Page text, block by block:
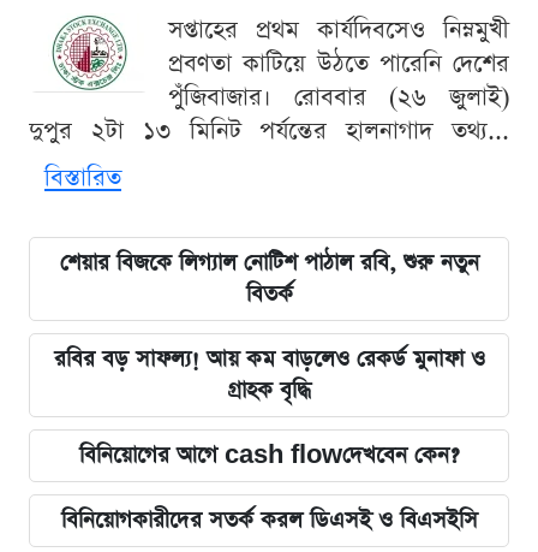
সপ্তাহের প্রথম কার্যদিবসেও নিম্নমুখী
প্রবণতা কাটিয়ে উঠতে পারেনি দেশের
পুঁজিবাজার। রোববার (২৬ জুলাই)
দুপুর ২টা ১৩ মিনিট পর্যন্তের হালনাগাদ তথ্য...
বিস্তারিত
শেয়ার বিজকে লিগ্যাল নোটিশ পাঠাল রবি, শুরু নতুন
বিতর্ক
রবির বড় সাফল্য! আয় কম বাড়লেও রেকর্ড মুনাফা ও
গ্রাহক বৃদ্ধি
বিনিয়োগের আগে cash flowদেখবেন কেন?
বিনিয়োগকারীদের সতর্ক করল ডিএসই ও বিএসইসি